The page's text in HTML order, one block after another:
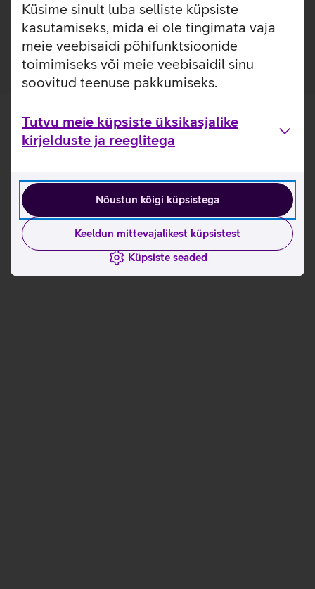
Küsime sinult luba selliste küpsiste
kasutamiseks, mida ei ole tingimata vaja
meie veebisaidi põhifunktsioonide
toimimiseks või meie veebisaidil sinu
soovitud teenuse pakkumiseks.
Tutvu meie küpsiste üksikasjalike
kirjelduste ja reeglitega
Nõustun kõigi küpsistega
Keeldun mittevajalikest küpsistest
Küpsiste seaded
17% õhem eelmise aasta A-seeria termoplastikust
ümbristest.